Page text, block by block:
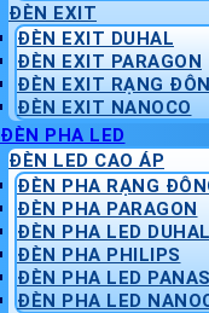
ĐÈN EXIT
ĐÈN EXIT DUHAL
ĐÈN EXIT PARAGON
ĐÈN EXIT RẠNG
ĐÈN EXIT NANOCO
ĐÈN PHA LED
ĐÈN LED CAO ÁP
ĐÈN PHA RẠNG
ĐÈN PHA PARAGON
ĐÈN PHA LED DUHAL
ĐÈN PHA PHILIPS
ĐÈN PHA LED
ĐÈN PHA LED